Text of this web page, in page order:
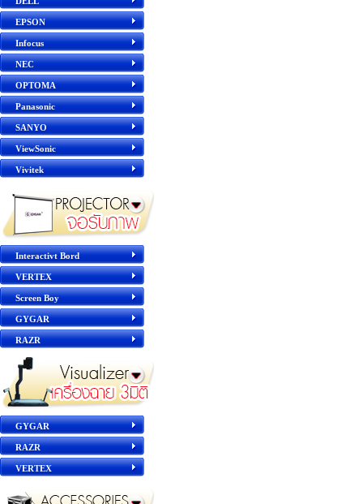
EPSON
Infocus
NEC
OPTOMA
Panasonic
SANYO
ViewSonic
Vivitek
Interactivt Bord
VERTEX
Screen Boy
GYGAR
RAZR
GYGAR
RAZR
VERTEX